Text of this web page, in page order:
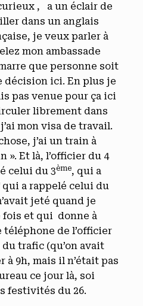
, a un éclair de
dans un anglais
je veux parler à
mon ambassade
que personne soit
décision ici. En plus je
pas venue pour ça ici
librement dans
mon visa de travail.
j’ai un train à
». Et là, l’officier du 4
celui du 3ème, qui a
qui a rappelé celui du
jeté quand je
fois et qui donne à
téléphone de l’officier
trafic (qu’on avait
à 9h, mais il n’était pas
ce jour là, soi
festivités du 26.